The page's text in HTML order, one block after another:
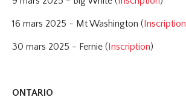
16 mars 2025 - Mt Washington (Inscription
30 mars 2025 - Fernie (Inscription)
ONTARIO